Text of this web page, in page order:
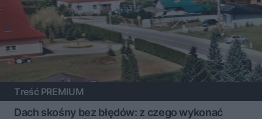
Treść PREMIUM
Dach skośny bez błędów: z czego wykonać